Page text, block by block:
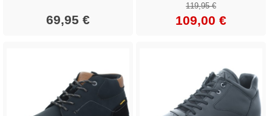
69,95 €
119,95 €
109,00 €